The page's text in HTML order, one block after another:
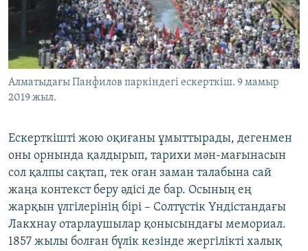
Алматыдағы Панфилов паркіндегі ескерткіш. 9 мамыр
2019 жыл.
Ескерткішті жою оқиғаны ұмыттырады, дегенмен
оны орнында қалдырып, тарихи мән-мағынасын
сол қалпы сақтап, тек оған заман талабына сай
жаңа контекст беру әдісі де бар. Осының ең
жарқын үлгілерінің бірі – Солтүстік Үндістандағы
Лакхнау отарлаушылар қонысындағы мемориал.
1857 жылы болған бүлік кезінде жергілікті халық